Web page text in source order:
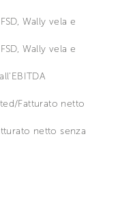
Wally vela e
Wally vela e
Fatturato netto
netto senza